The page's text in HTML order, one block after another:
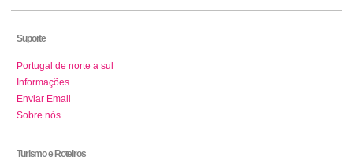
Suporte
Portugal de norte a sul
Informações
Enviar Email
Sobre nós
Turismo e Roteiros